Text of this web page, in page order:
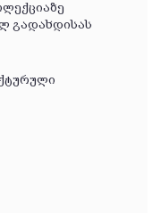
გადახდისას